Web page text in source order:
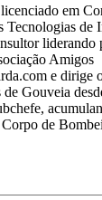
em
Tecnologias de
liderando
Amigos
e dirige
Gouveia
de